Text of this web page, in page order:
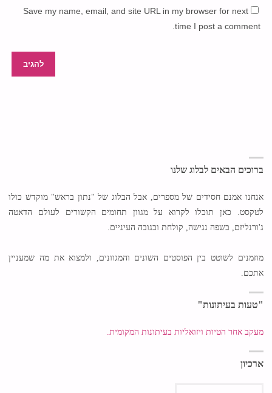
Save my name, email, and site URL in my browser for next
time I post a comment.
ברוכים הבאים לבלוג שלנו
אנחנו אמנם חסידים של מספרים, אבל הבלוג של "נתון בראש" מוקדש כולו
לטקסט. כאן תוכלו לקרוא על מגוון תחומים הקשורים לעולם הדאטה
ג'ורנליזם, בשפה נגישה, קולחת ובגובה העיניים.
מוזמנים לשוטט בין הפוסטים השונים והמגוונים, ולמצוא את מה שמעניין
אתכם.
"טעות בעיתונות"
מעקב אחר הטיות ויזואליות בעיתונות המקומית.
ארכיון